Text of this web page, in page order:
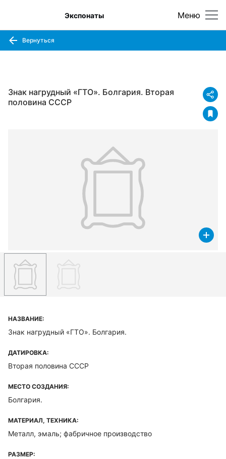
Меню
Экспонаты
Вернуться
Знак нагрудный «ГТО». Болгария. Вторая
половина CCCР
НАЗВАНИЕ:
Знак нагрудный «ГТО». Болгария.
ДАТИРОВКА:
Вторая половина CCCР
МЕСТО СОЗДАНИЯ:
Болгария.
МАТЕРИАЛ, ТЕХНИКА:
Металл, эмаль; фабричное производство
РАЗМЕР: